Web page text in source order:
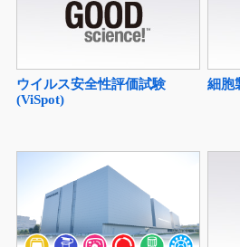
ウイルス安全性評価試験
(ViSpot)
細胞